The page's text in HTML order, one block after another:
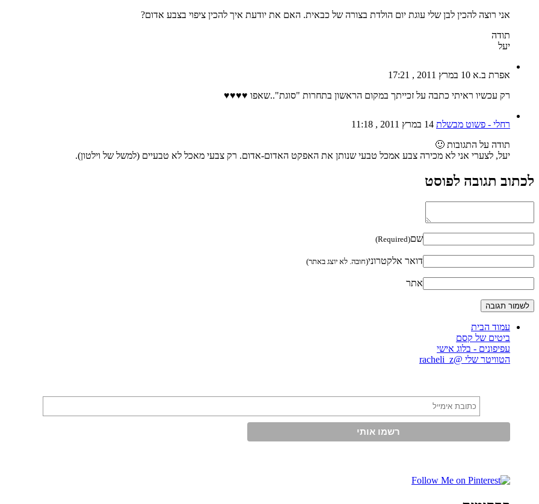
אני רוצה להכין לבן שלי עוגת יום הולדת בצורה של כבאית. האם את יודעת איך להכין ציפוי בצבע אדום?
תודה
יעל
אפרת ב.א 10 במרץ 2011 , 17:21
רק עכשיו ראיתי כתבה על זכייתך במקום הראשון בתחרות "סוגת"..שאפו ♥♥♥♥
רחלי - פשוט מבשלת 14 במרץ 2011 , 11:18
תודה על התגובות 🙂
יעל, לצערי אני לא מכירה צבע אמכל טבעי שנותן את האפקט האדום-אדום. רק צבעי מאכל לא טבעיים (למשל של וילטון).
לכתוב תגובה לפוסט
שם(Required)
דואר אלקטרוני(חובה. לא יוצג באתר)
אתר
עמוד הבית
ביטים של קסם
עפיפונים - בלוג אישי
הטוויטר שלי @racheli_z